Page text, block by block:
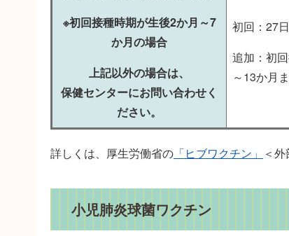
※初回接種時期が生後2か月～7
か月の場合
上記以外の場合は、
保健センターにお問い合わせく
ださい。
初回：27
追加：初
～13か月
詳しくは、厚生労働省の 「ヒブワクチン」 ＜
小児肺炎球菌ワクチン